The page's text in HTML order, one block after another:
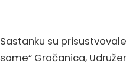
Sastanku su
same“ Gračanica,